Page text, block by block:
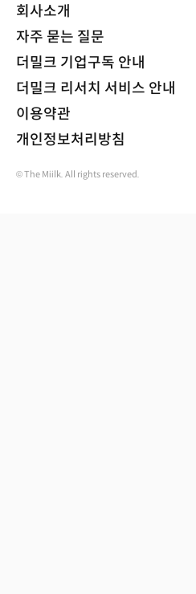
회사소개
자주 묻는 질문
더밀크 기업구독 안내
더밀크 리서치 서비스 안내
이용약관
개인정보처리방침
© The Miilk. All rights reserved.